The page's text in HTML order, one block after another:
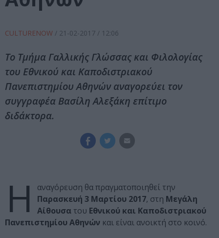
CULTURENOW / 21-02-2017 / 12:06
Το Τμήμα Γαλλικής Γλώσσας και Φιλολογίας
του Εθνικού και Καποδιστριακού
Πανεπιστημίου Αθηνών αναγορεύει τον
συγγραφέα Βασίλη Αλεξάκη επίτιμο
διδάκτορα.
Η
αναγόρευση θα πραγματοποιηθεί την
Παρασκευή 3 Μαρτίου 2017, στη Μεγάλη
Αίθουσα του Εθνικού και Καποδιστριακού
Πανεπιστημίου Αθηνών και είναι ανοικτή στο κοινό.